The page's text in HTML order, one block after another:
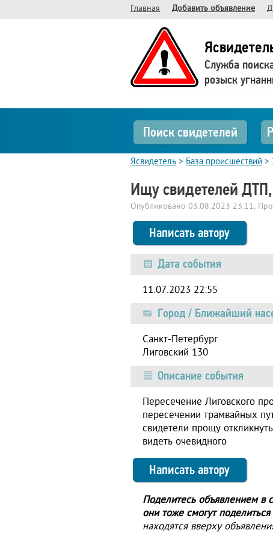
Главная Добавить объявление
Служба
розыск
Поиск свидетелей
Ясвидетель > База происшествий >
Ищу свидетелей
Опубликовано 03.08.2023 23:11,
Написать автору
Дата события
11.07.2023 22:55
Город / Ближайший
Санкт-Петербург
Лиговский 130
Описание события
Пересечение Лиговского
пересечении трамвайных
свидетели прощу
видеть очевидного
Написать автору
Поделитесь объявлением в
они тоже смогут
находятся вверху